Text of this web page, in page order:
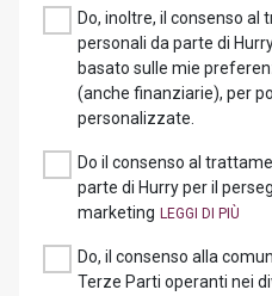
Do, inoltre, il consenso
personali da parte di
basato sulle mie
(anche finanziarie), per
personalizzate.
Do il consenso al
parte di Hurry per il
marketing
Do, il consenso alla
Terze Parti operanti nei